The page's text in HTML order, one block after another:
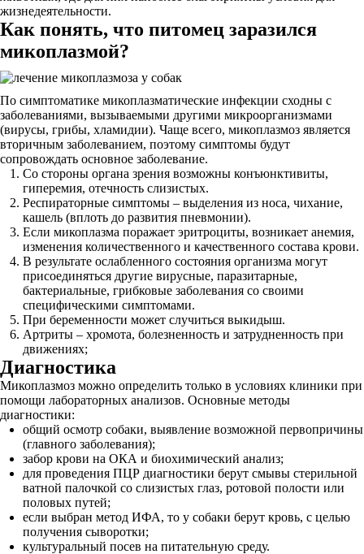
жизнедеятельности.
Как понять, что питомец заразился
микоплазмой?
По симптоматике микоплазматические инфекции сходны с
заболеваниями, вызываемыми другими микроорганизмами
(вирусы, грибы, хламидии). Чаще всего, микоплазмоз является
вторичным заболеванием, поэтому симптомы будут
сопровождать основное заболевание.
Со стороны органа зрения возможны конъюнктивиты,
гиперемия, отечность слизистых.
Респираторные симптомы – выделения из носа, чихание,
кашель (вплоть до развития пневмонии).
Если микоплазма поражает эритроциты, возникает анемия,
изменения количественного и качественного состава крови.
В результате ослабленного состояния организма могут
присоединяться другие вирусные, паразитарные,
бактериальные, грибковые заболевания со своими
специфическими симптомами.
При беременности может случиться выкидыш.
Артриты – хромота, болезненность и затрудненность при
движениях;
Диагностика
Микоплазмоз можно определить только в условиях клиники при
помощи лабораторных анализов. Основные методы
диагностики:
общий осмотр собаки, выявление возможной первопричины
(главного заболевания);
забор крови на ОКА и биохимический анализ;
для проведения ПЦР диагностики берут смывы стерильной
ватной палочкой со слизистых глаз, ротовой полости или
половых путей;
если выбран метод ИФА, то у собаки берут кровь, с целью
получения сыворотки;
культуральный посев на питательную среду.